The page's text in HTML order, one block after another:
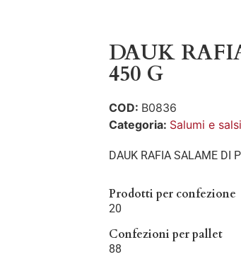
DAUK
450 G
COD: B0836
Categoria: Salumi e
DAUK RAFIA SALAME DI
Prodotti per confezione
20
Confezioni per pallet
88